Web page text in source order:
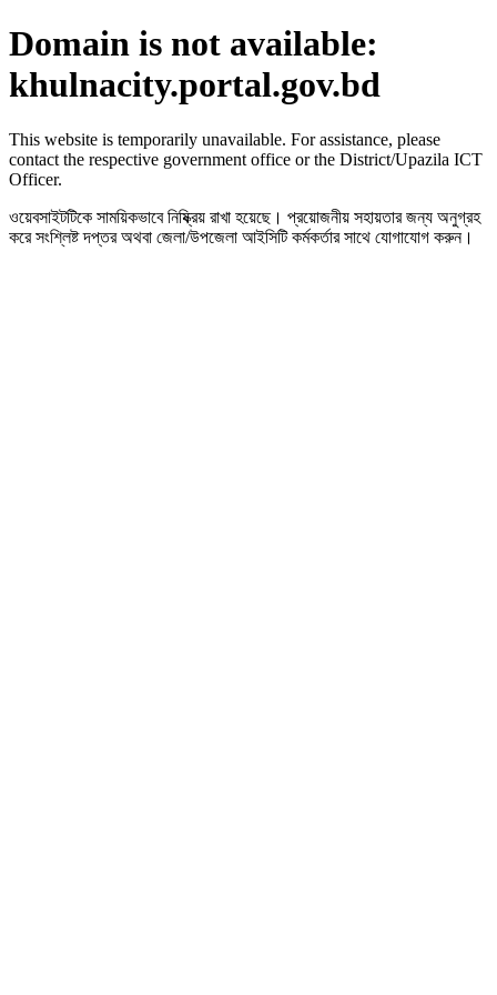
Domain is not available:
khulnacity.portal.gov.bd
This website is temporarily unavailable. For assistance, please
contact the respective government office or the District/Upazila ICT
Officer.
ওয়েবসাইটটিকে সাময়িকভাবে নিষ্ক্রিয় রাখা হয়েছে। প্রয়োজনীয় সহায়তার জন্য অনুগ্রহ
করে সংশ্লিষ্ট দপ্তর অথবা জেলা/উপজেলা আইসিটি কর্মকর্তার সাথে যোগাযোগ করুন।